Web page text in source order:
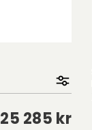
25 285 kr